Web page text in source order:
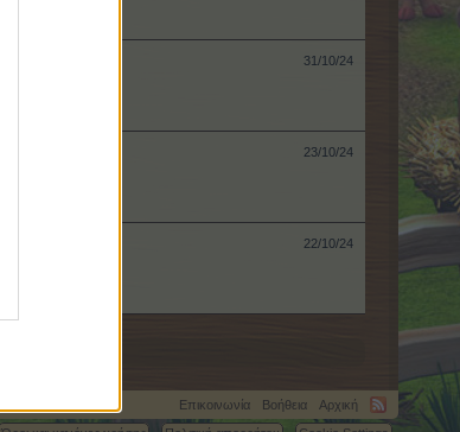
31/10/24
23/10/24
22/10/24
Επικοινωνία Βοήθεια
Αρχική